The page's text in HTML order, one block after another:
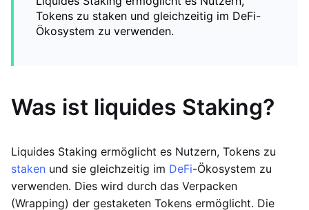
Tokens zu staken und gleichzeitig im DeFi-
Ökosystem zu verwenden.
Was ist liquides Staking?
Liquides Staking ermöglicht es Nutzern, Tokens zu
staken und sie gleichzeitig im DeFi-Ökosystem zu
verwenden. Dies wird durch das Verpacken
(Wrapping) der gestaketen Tokens ermöglicht. Die